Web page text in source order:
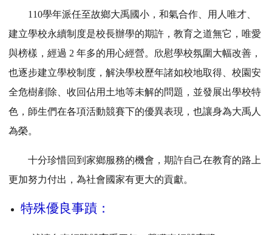
110學年派任至故鄉大禹國小，和氣合作、用人唯才、
建立學校永續制度是校長辦學的期許，教育之道無它，唯愛
與榜樣，經過 2 年多的用心經營。欣慰學校氛圍大幅改善，
也逐步建立學校制度，解決學校歷年諸如校地取得、校園安
全危樹剷除、收回佔用土地等未解的問題，並發展出學校特
色，師生們在各項活動競賽下的優異表現，也讓身為大禹人
為榮。
十分珍惜回到家鄉服務的機會，期許自己在教育的路上
更加努力付出，為社會國家有更大的貢獻。
特殊優良事蹟：